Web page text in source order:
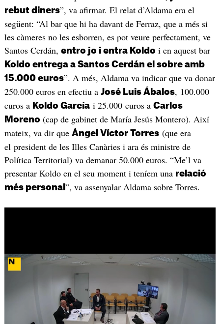
rebut diners”, va afirmar. El relat d’Aldama era el
següent: “Al bar que hi ha davant de Ferraz, que a més si
les càmeres no les esborren, es pot veure perfectament, ve
Santos Cerdán, entro jo i entra Koldo i en aquest bar
Koldo entrega a Santos Cerdán el sobre amb
15.000 euros”. A més, Aldama va indicar que va donar
250.000 euros en efectiu a José Luis Ábalos, 100.000
euros a Koldo Garcíai 25.000 euros a Carlos
Moreno (cap de gabinet de María Jesús Montero). Així
mateix, va dir que Ángel Víctor Torres(que era
el president de les Illes Canàries i ara és ministre de
Política Territorial) va demanar 50.000 euros. “Me’l va
presentar Koldo en el seu moment i teníem una relació
més personal ”, va assenyalar Aldama sobre Torres.